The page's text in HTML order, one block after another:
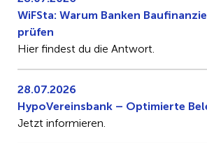
WiFSta: Warum Banken
prüfen
Hier findest du die Antwort.
28.07.2026
HypoVereinsbank – Optimierte
Jetzt informieren.